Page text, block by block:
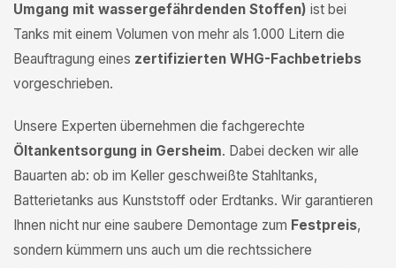
Umgang mit wassergefährdenden Stoffen) ist bei
Tanks mit einem Volumen von mehr als 1.000 Litern die
Beauftragung eines zertifizierten WHG-Fachbetriebs
vorgeschrieben.
Unsere Experten übernehmen die fachgerechte
Öltankentsorgung in Gersheim. Dabei decken wir alle
Bauarten ab: ob im Keller geschweißte Stahltanks,
Batterietanks aus Kunststoff oder Erdtanks. Wir garantieren
Ihnen nicht nur eine saubere Demontage zum Festpreis,
sondern kümmern uns auch um die rechtssichere